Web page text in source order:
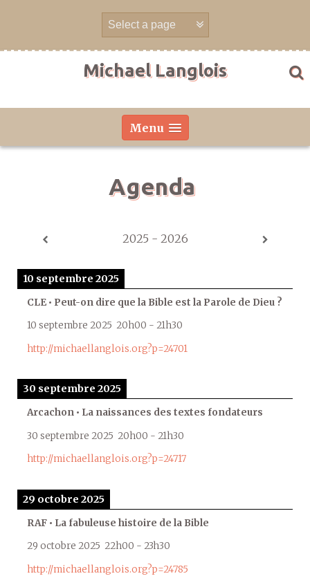
Michael Langlois
Menu
Agenda
2025 - 2026
10 septembre 2025
CLE • Peut-on dire que la Bible est la Parole de Dieu ?
10 septembre 2025 20h00 - 21h30
http://michaellanglois.org?p=24701
30 septembre 2025
Arcachon • La naissances des textes fondateurs
30 septembre 2025 20h00 - 21h30
http://michaellanglois.org?p=24717
29 octobre 2025
RAF • La fabuleuse histoire de la Bible
29 octobre 2025 22h00 - 23h30
http://michaellanglois.org?p=24785